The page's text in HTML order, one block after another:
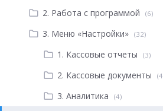
2. Работа с программой (6)
3. Меню «Настройки» (32)
1. Кассовые отчеты (3)
2. Кассовые документы
3. Аналитика (4)